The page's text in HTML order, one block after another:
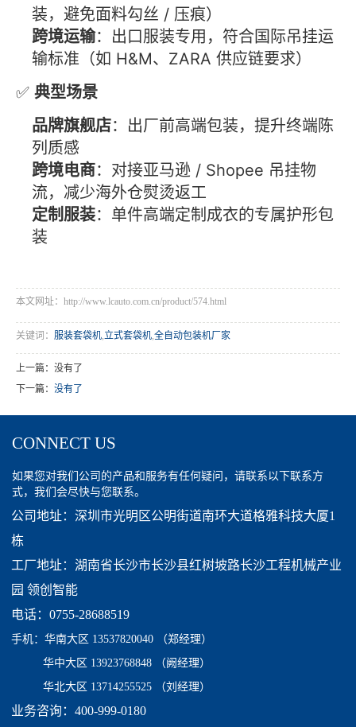
装，避免面料勾丝 / 压痕）
跨境运输：出口服装专用，符合国际吊挂运
输标准（如 H&M、ZARA 供应链要求）
✅ 典型场景
品牌旗舰店：出厂前高端包装，提升终端陈
列质感
跨境电商：对接亚马逊 / Shopee 吊挂物
流，减少海外仓熨烫返工
定制服装：单件高端定制成衣的专属护形包
装
本文网址：http://www.lcauto.com.cn/product/574.html
关键词： 服装套袋机 立式套袋机 全自动包装机厂家
上一篇：没有了
下一篇： 没有了
CONNECT US
如果您对我们公司的产品和服务有任何疑问，请联系以下联系方
式，我们会尽快与您联系。
公司地址：深圳市光明区公明街道南环大道格雅科技大厦1
栋
工厂地址：湖南省长沙市长沙县红树坡路长沙工程机械产业
园 领创智能
电话：0755-28688519
手机： 华南大区 13537820040 （郑经理）
华中大区 13923768848 （阙经理）
华北大区 13714255525 （刘经理）
业务咨询：400-999-0180